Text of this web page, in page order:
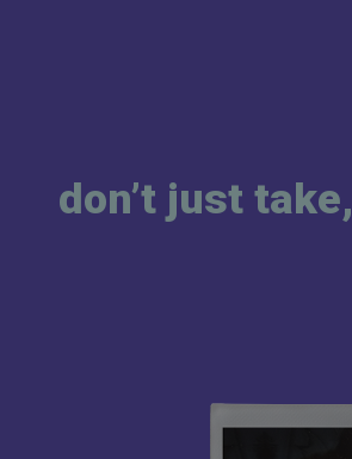
don’t just take,